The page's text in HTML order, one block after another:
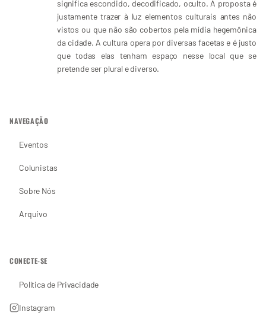
significa escondido, decodificado, oculto. A proposta é
justamente trazer à luz elementos culturais antes não
vistos ou que não são cobertos pela mídia hegemônica
da cidade. A cultura opera por diversas facetas e é justo
que todas elas tenham espaço nesse local que se
pretende ser plural e diverso.
NAVEGAÇÃO
Eventos
Colunistas
Sobre Nós
Arquivo
CONECTE-SE
Política de Privacidade
Instagram